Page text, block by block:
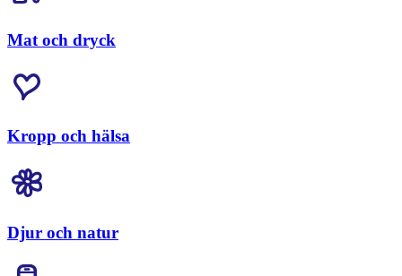
Mat och dryck
Kropp och hälsa
Djur och natur